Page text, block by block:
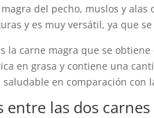
del pecho, muslos y
y es muy versátil, ya que
la carne magra que se
en grasa y contiene una
en comparación con
entre las dos carnes